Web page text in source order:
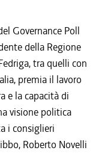
Governance Poll
della Regione
tra quelli con
premia il lavoro
e la capacità di
visione politica
i consiglieri
Roberto Novelli